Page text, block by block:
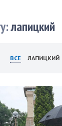
лапицкий
ВСЕ ЛАПИЦКИЙ